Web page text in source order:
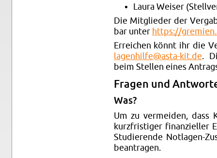
Laura Wei­ser
Die Mit­glie­der der
bar unter https://​
Er­rei­chen könnt ihr die
lage​nhil​fe@​asta-​kit.​de.
beim Stel­len eines
Fra­gen und
Was?
Um zu ver­mei­den, dass
kurz­fris­ti­ger fi­nan­zi­el­ler
Stu­die­ren­de Not­la­gen-
be­an­tra­gen.